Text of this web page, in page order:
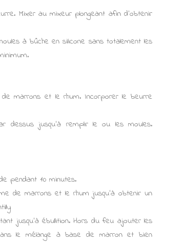
Mixer au mixeur plongeant afin d'obtenir
à bûche en silicone sans totalement les
marrons et le rhum. Incorporer le beurre
jusqu'à remplir le ou les moules.
pendant 10 minutes.
de marrons et le rhum jusqu'à obtenir un
jusqu'à ébullition. Hors du feu ajouter les
le mélange à base de marron et bien